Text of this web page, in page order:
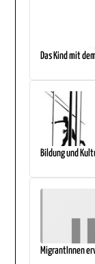
Das Kind mit
Bildung und
MigrantInnen